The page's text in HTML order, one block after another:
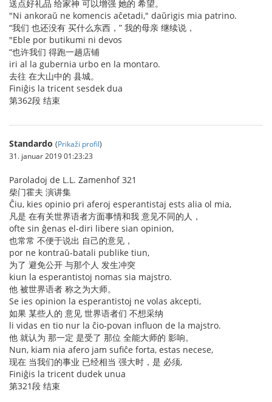
送点好礼品 给家神 可以增强 她的 希望。
"Ni ankoraŭ ne komencis aĉetadi," daŭrigis mia patrino.
“我们 也还没有 买什么东西，” 我的母亲 继续说，
"Eble por butikumi ni devos
“也许我们 得跑一趟店铺
iri al la gubernia urbo en la montaro.
去往 在大山中的 县城。
Finiĝis la tricent sesdek dua
第362段 结束
Standardo (Prikaži profil)
31. januar 2019 01:23:23
Paroladoj de L.L. Zamenhof 321
柴门霍夫 演讲集
Ĉiu, kies opinio pri aferoj esperantistaj ests alia ol mia,
凡是 在有关世界语者方面事情和我 意见不同的人，
ofte sin ĝenas el-diri libere sian opinion,
也常常 不便于说出 自己的意见，
por ne kontraŭ-batali publike tiun,
为了 避免公开 与那个人 发生冲突
kiun la esperantistoj nomas sia majstro.
他 被世界语者 称之为大师。
Se ies opinion la esperantistoj ne volas akcepti,
如果 某些人的 意见 世界语者们 不想采纳
li vidas en tio nur la ĉio-povan influon de la majstro.
他 就认为 那一定 是受了 那位 全能大师的 影响。
Nun, kiam nia afero jam sufiĉe forta, estas necese,
现在 当我们的事业 已经相当 强大时，是 必须,
Finiĝis la tricent dudek unua
第321段 结束